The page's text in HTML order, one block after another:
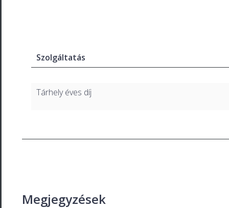
Szolgáltatás
Tárhely éves díj
Megjegyzések